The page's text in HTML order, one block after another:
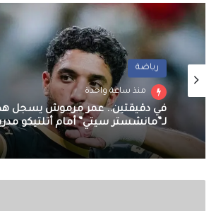
رياضة
منذ ساعة واحدة
في دقيقتين.. عمر مرموش يسجل
لـ”مانشستر سيتي” أمام أتلتيكو